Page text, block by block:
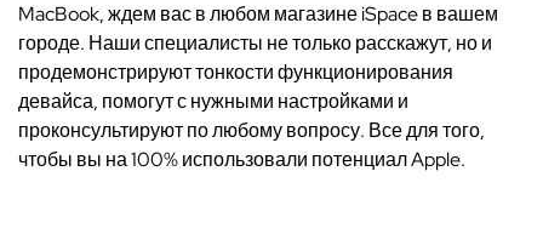
MacBook, ждем васв любом магазине iSpace в вашем
городе. Наши специалисты не только расскажут, но и
продемонстрируют тонкости функционирования
девайса, помогут с нужными настройками и
проконсультируют по любому вопросу. Все для того,
чтобы вы на 100% использовали потенциал Apple.